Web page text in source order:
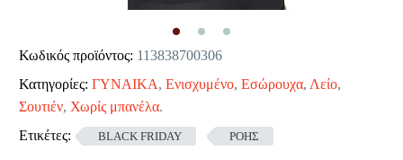
Κωδικός προϊόντος: 113838700306
Κατηγορίες: ΓΥΝΑΙΚΑ, Ενισχυμένο, Εσώρουχα, Λείο,
Σουτιέν, Χωρίς μπανέλα.
Ετικέτες:
BLACK FRIDAY ΡΟΗΣ